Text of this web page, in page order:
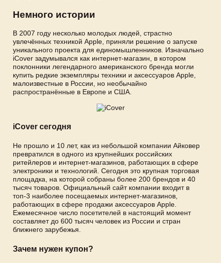
Немного истории
В 2007 году несколько молодых людей, страстно
увлечённых техникой Apple, приняли решение о запуске
уникального проекта для единомышленников. Изначально
iCover задумывался как интернет-магазин, в котором
поклонники легендарного американского бренда могли
купить редкие экземпляры техники и аксессуаров Apple,
малоизвестные в России, но необычайно
распространённые в Европе и США.
iCover сегодня
Не прошло и 10 лет, как из небольшой компании Айковер
превратился в одного из крупнейших российских
ритейлеров и интернет-магазинов, работающих в сфере
электроники и технологий. Сегодня это крупная торговая
площадка, на которой собраны более 200 брендов и 40
тысяч товаров. Официальный сайт компании входит в
топ-3 наиболее посещаемых интернет-магазинов,
работающих в сфере продажи аксессуаров Apple.
Ежемесячное число посетителей в настоящий момент
составляет до 600 тысяч человек из России и стран
ближнего зарубежья.
Зачем нужен купон?